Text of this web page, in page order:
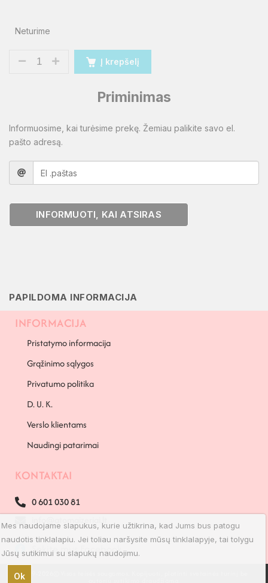
Neturime
Į krepšelį
Priminimas
Informuosime, kai turėsime prekę. Žemiau palikite savo el.
pašto adresą.
INFORMUOTI, KAI ATSIRAS
PAPILDOMA INFORMACIJA
INFORMACIJA
Pristatymo informacija
Grąžinimo sąlygos
Privatumo politika
D. U. K.
Verslo klientams
Naudingi patarimai
KONTAKTAI
0 601 030 81
Sekite mus Facebook
2019-2026©Visos teisės saugomos. Kopijuoti, platinti svetainės turinį be
Mes naudojame slapukus, kurie užtikrina, kad Jums bus patogu
naudotis tinklalapiu. Jei toliau naršysite mūsų tinklalapyje, tai tolygu
Jūsų sutikimui su slapukų naudojimu.
Ok